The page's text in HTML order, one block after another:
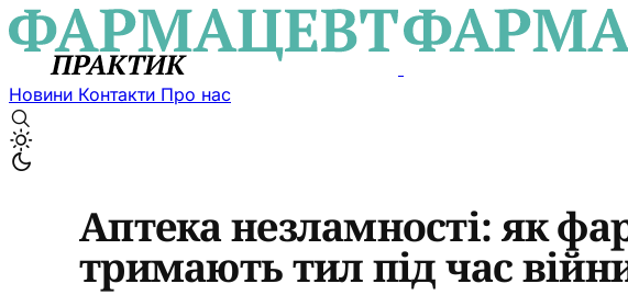
Новини Контакти Про нас
Аптека незламності: як
тримають тил під час